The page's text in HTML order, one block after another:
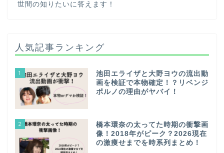
世間の知りたいに答えます！
人気記事ランキング
1
池田エライザと大野ヨウの流出動
画を検証で本物確定！？リベンジ
ポルノの理由がヤバイ！
2
橋本環奈の太ってた時期の衝撃画
像！2018年がピーク？2026現在
の激痩せまでを時系列まとめ！